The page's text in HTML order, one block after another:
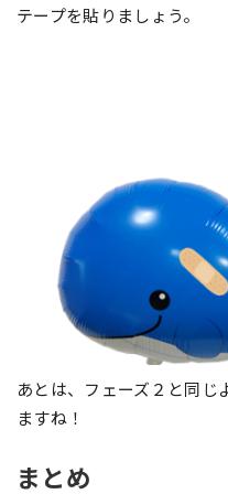
テープを貼りましょう。
あとは、フェーズ２と同じ
ますね！
まとめ